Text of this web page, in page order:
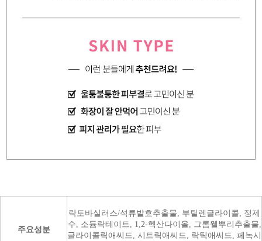
주요성분
락토바실러스/석류발효추출물, 부틸렌글라이콜, 정제
수, 소듐락테이트, 1,2-헥산다이올, 그롬웰뿌리추출물,
글라이콜릭애씨드, 시트릭애씨드, 락틱애씨드, 페녹시